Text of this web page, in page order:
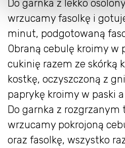
Do garnka z lekko
wrzucamy fasolkę i
minut, podgotowaną
Obraną cebulę kroimy w
cukinię razem ze skórką
kostkę, oczyszczoną z
paprykę kroimy w paski
Do garnka z rozgrzanym
wrzucamy pokrojoną
oraz fasolkę, wszystko